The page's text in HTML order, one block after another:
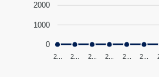
2000
1000
0
2... 2... 2... 2... 2... 2...